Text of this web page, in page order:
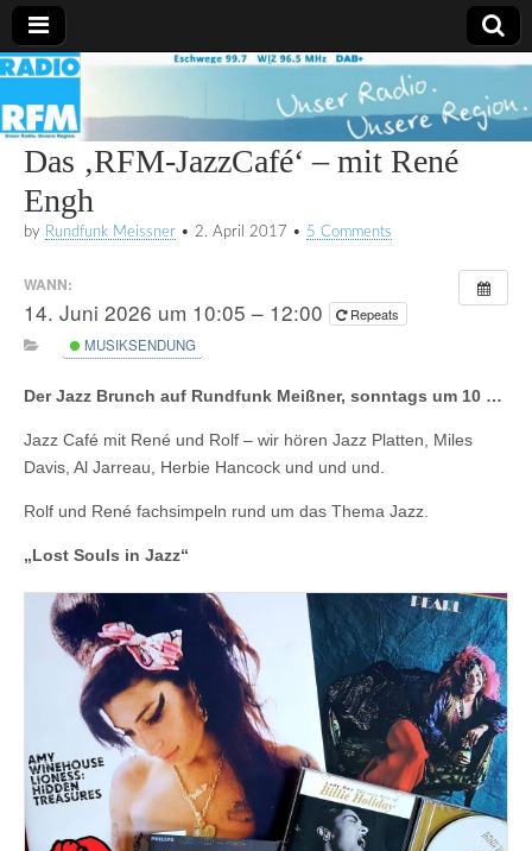
Radio
RFM
Das ‚RFM-JazzCafé‘ – mit René
Engh
by Rundfunk Meissner • 2. April 2017 • 5 Comments
WANN:
14. Juni 2026 um 10:05 – 12:00
Repeats
MUSIKSENDUNG
Der Jazz Brunch auf Rundfunk Meißner, sonntags um 10 …
Jazz Café mit René und Rolf – wir hören Jazz Platten, Miles
Davis, Al Jarreau, Herbie Hancock und und und.
Rolf und René fachsimpeln rund um das Thema Jazz.
„Lost Souls in Jazz“